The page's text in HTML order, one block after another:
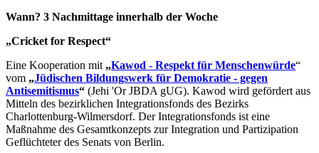
Wann? 3 Nachmittage innerhalb der Woche
„Cricket for Respect“
Eine Kooperation mit „Kawod - Respekt für Menschenwürde“
vom „Jüdischen Bildungswerk für Demokratie - gegen
Antisemitismus“ (Jehi 'Or JBDA gUG). Kawod wird gefördert aus
Mitteln des bezirklichen Integrationsfonds des Bezirks
Charlottenburg-Wilmersdorf. Der Integrationsfonds ist eine
Maßnahme des Gesamtkonzepts zur Integration und Partizipation
Geflüchteter des Senats von Berlin.